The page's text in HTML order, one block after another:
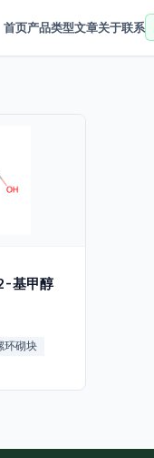
首页产品类型文章关于联系
基甲醇
环砌块